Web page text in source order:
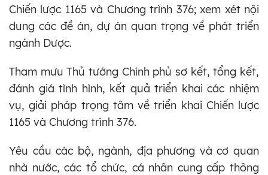
Chiến lược 1165 và Chương trình 376; xem xét nội
dung các đề án, dự án quan trọng về phát triển
ngành Dược.
Tham mưu Thủ tướng Chính phủ sơ kết, tổng kết,
đánh giá tình hình, kết quả triển khai các nhiệm
vụ, giải pháp trọng tâm về triển khai Chiến lược
1165 và Chương trình 376.
Yêu cầu các bộ, ngành, địa phương và cơ quan
nhà nước, các tổ chức, cá nhân cung cấp thông